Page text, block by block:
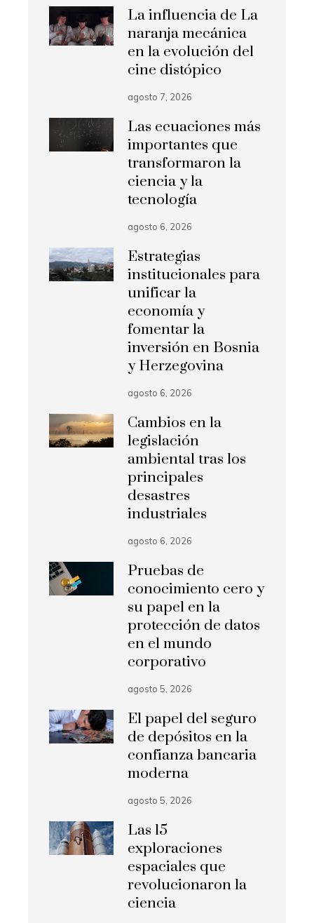
La influencia de La
naranja mecánica
en la evolución del
cine distópico
agosto 7, 2026
Las ecuaciones más
importantes que
transformaron la
ciencia y la
tecnología
agosto 6, 2026
Estrategias
institucionales para
unificar la
economía y
fomentar la
inversión en Bosnia
y Herzegovina
agosto 6, 2026
Cambios en la
legislación
ambiental tras los
principales
desastres
industriales
agosto 6, 2026
Pruebas de
conocimiento cero y
su papel en la
protección de datos
en el mundo
corporativo
agosto 5, 2026
El papel del seguro
de depósitos en la
confianza bancaria
moderna
agosto 5, 2026
Las 15
exploraciones
espaciales que
revolucionaron la
ciencia